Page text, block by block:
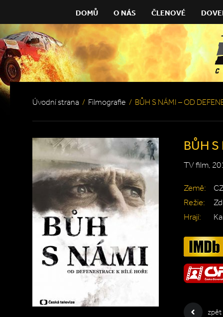
DOMŮ O NÁS ČLENOVÉ
Úvodní strana / Filmografie / BŮH S NÁMI – OD
BŮH
TV film,
Země:
Režie:
Hrají:
zpět